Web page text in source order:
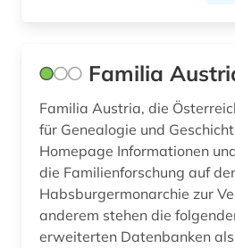
untergrundliteratur (1)
unternehmen (1)
verfolgung (1)
vertriebener (1)
verwaltung (1)
Familia
Familia Austria, die
für Genealogie und
Homepage Informationen
die Familienforschung auf
Habsburgermonarchie zur
anderem stehen die
erweiterten Datenbanken